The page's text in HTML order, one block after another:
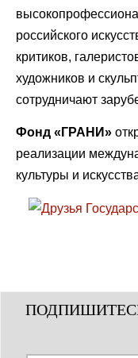
российского
критиков,
художников и
сотрудничают
Фонд «ГРАНИ»
реализации
культуры и